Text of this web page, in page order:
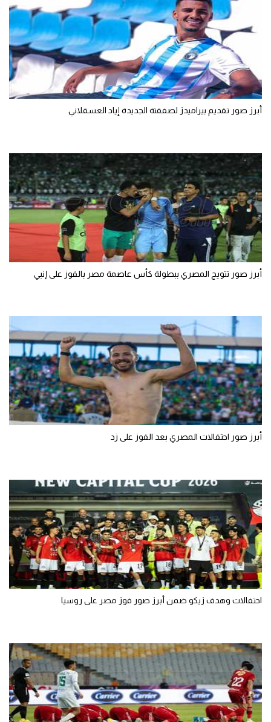
أبرز صور تقديم بيراميدز لصفقتة الجديدة إياد العسقلاني
أبرز صور تتويج المصري ببطولة كأس عاصمة مصر بالفوز على إنبي
أبرز صور احتفالات المصري بعد الفوز على زد
احتفالات وهدف زيكو ضمن أبرز صور فوز مصر على روسيا